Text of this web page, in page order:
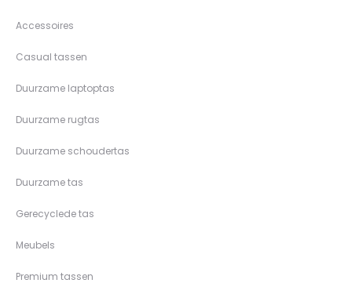
Accessoires
Casual tassen
Duurzame laptoptas
Duurzame rugtas
Duurzame schoudertas
Duurzame tas
Gerecyclede tas
Meubels
Premium tassen